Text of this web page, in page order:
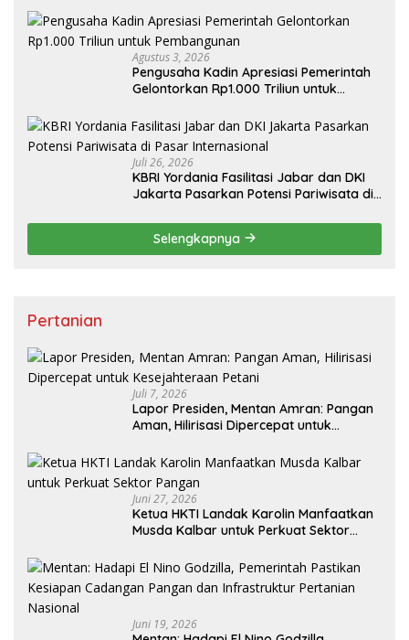
Agustus 3, 2026
Pengusaha Kadin Apresiasi Pemerintah
Gelontorkan Rp1.000 Triliun untuk
Juli 26, 2026
KBRI Yordania Fasilitasi Jabar dan DKI
Jakarta Pasarkan Potensi Pariwisata di
Selengkapnya
Pertanian
Juli 7, 2026
Lapor Presiden, Mentan Amran: Pangan
Aman, Hilirisasi Dipercepat untuk
Juni 27, 2026
Ketua HKTI Landak Karolin Manfaatkan
Musda Kalbar untuk Perkuat Sektor
Juni 19, 2026